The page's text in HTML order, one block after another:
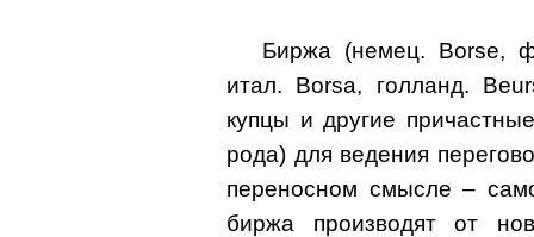
Биржа (немец. Borse,
итал. Borsa, голланд.
купцы и другие
рода) для ведения
переносном смысле –
биржа производят от